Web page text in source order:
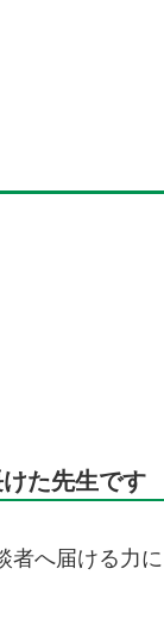
た先生です
者へ届ける力に